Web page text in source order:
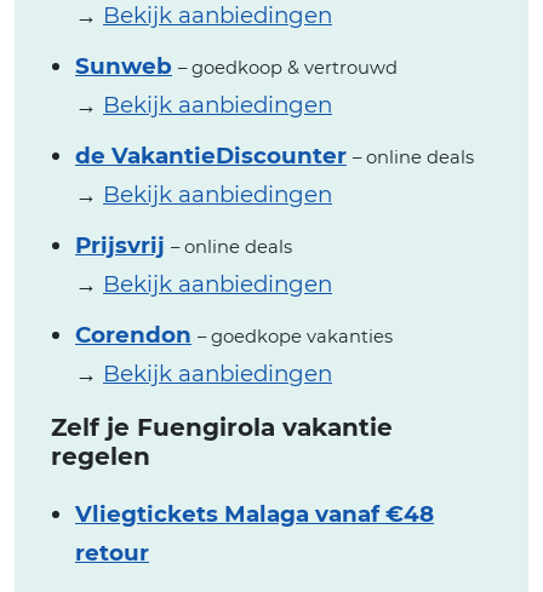
→ Bekijk aanbiedingen
Sunweb – goedkoop & vertrouwd
→ Bekijk aanbiedingen
de VakantieDiscounter – online deals
→ Bekijk aanbiedingen
Prijsvrij – online deals
→ Bekijk aanbiedingen
Corendon – goedkope vakanties
→ Bekijk aanbiedingen
Zelf je Fuengirola vakantie
regelen
Vliegtickets Malaga vanaf €48
retour